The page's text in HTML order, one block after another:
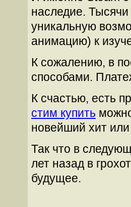
наследие.
уникальную
анимацию) к
К сожалению, в
способами.
К счастью, есть
стим купить
новейший хит
Так что в
лет назад в
будущее.